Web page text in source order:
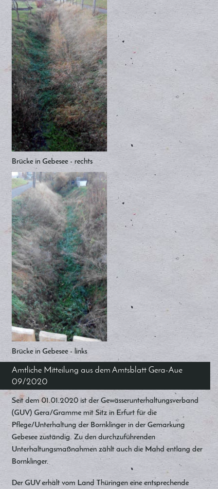
Brücke in Gebesee - rechts
Brücke in Gebesee - links
Amtliche Mitteilung aus dem Amtsblatt Gera-Aue
09/2020
Seit dem 01.01.2020 ist der Gewässerunterhaltungsverband
(GUV) Gera/Gramme mit Sitz in Erfurt für die
Pflege/Unterhaltung der Bornklinger in der Gemarkung
Gebesee zuständig. Zu den durchzuführenden
Unterhaltungsmaßnahmen zählt auch die Mahd entlang der
Bornklinger.
Der GUV erhält vom Land Thüringen eine entsprechende